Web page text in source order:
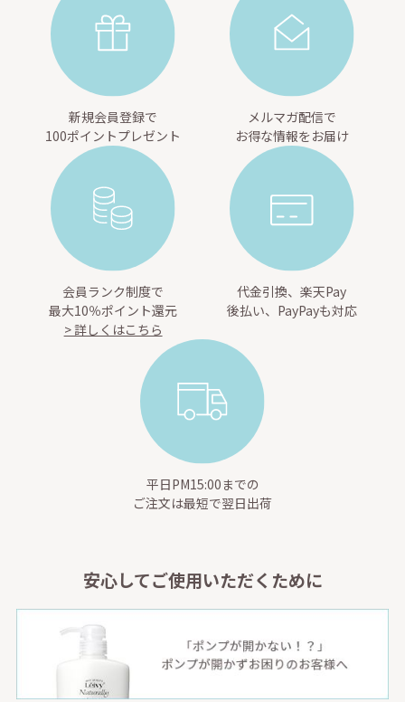
新規会員登録で
100ポイントプレゼント
メルマガ配信で
お得な情報をお届け
会員ランク制度で
最大10％ポイント還元
> 詳しくはこちら
代金引換、楽天Pay
後払い、PayPayも対応
平日PM15:00までの
ご注文は最短で翌日出荷
安心してご使用いただくために